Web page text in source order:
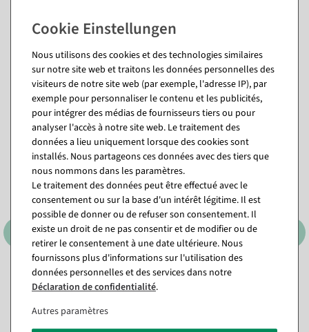
Vous pourriez aussi aimer (8)
Ruban cadeau durable
Lieblingsmensch 15mm
Disponible immédiatement
Ruban cadeau durable Alles
Nous utilisons des cookies et des technologies similaires
sur notre site web et traitons les données personnelles des
visiteurs de notre site web (par exemple, l'adresse IP), par
exemple pour personnaliser le contenu et les publicités,
pour intégrer des médias de fournisseurs tiers ou pour
analyser l'accès à notre site web. Le traitement des
données a lieu uniquement lorsque des cookies sont
installés. Nous partageons ces données avec des tiers que
nous nommons dans les paramètres.
Le traitement des données peut être effectué avec le
consentement ou sur la base d'un intérêt légitime. Il est
possible de donner ou de refuser son consentement. Il
existe un droit de ne pas consentir et de modifier ou de
retirer le consentement à une date ultérieure. Nous
fournissons plus d'informations sur l'utilisation des
données personnelles et des services dans notre
Déclaration de confidentialité.
Autres paramètres